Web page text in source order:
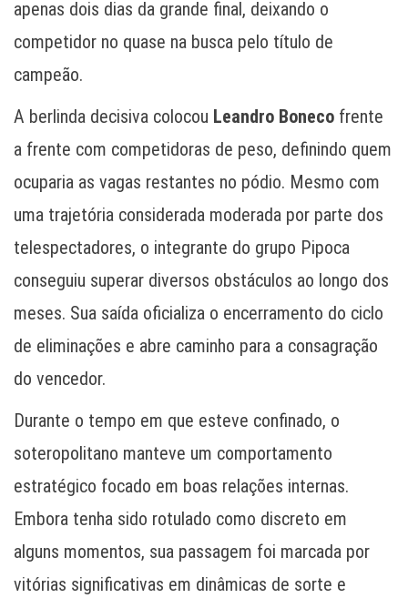
apenas dois dias da grande final, deixando o
competidor no quase na busca pelo título de
campeão.
A berlinda decisiva colocou Leandro Boneco frente
a frente com competidoras de peso, definindo quem
ocuparia as vagas restantes no pódio. Mesmo com
uma trajetória considerada moderada por parte dos
telespectadores, o integrante do grupo Pipoca
conseguiu superar diversos obstáculos ao longo dos
meses. Sua saída oficializa o encerramento do ciclo
de eliminações e abre caminho para a consagração
do vencedor.
Durante o tempo em que esteve confinado, o
soteropolitano manteve um comportamento
estratégico focado em boas relações internas.
Embora tenha sido rotulado como discreto em
alguns momentos, sua passagem foi marcada por
vitórias significativas em dinâmicas de sorte e